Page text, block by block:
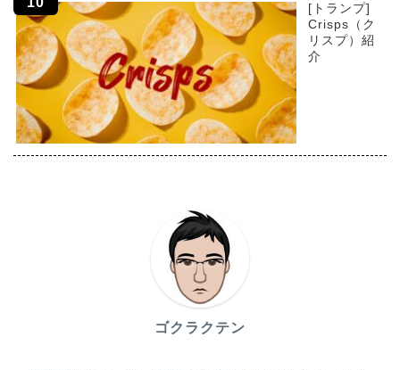
[トランプ]
Crisps（ク
リスプ）紹
介
ゴクラクテン